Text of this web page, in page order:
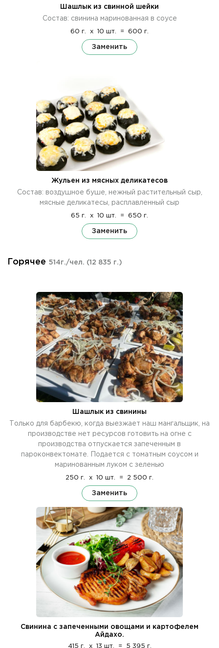
Шашлык из свинной шейки
Состав: свинина маринованная в соусе
60 г. x 10 шт. = 600 г.
Заменить
Жульен из мясных деликатесов
Состав: воздушное буше, нежный растительный сыр,
мясные деликатесы, расплавленный сыр
65 г. x 10 шт. = 650 г.
Заменить
Горячее 514г./чел. (12 835 г.)
Шашлык из свинины
Только для барбекю, когда выезжает наш мангальщик, на
производстве нет ресурсов готовить на огне с
производства отпускается запеченным в
пароконвектомате. Подается с томатным соусом и
маринованным луком с зеленью
250 г. x 10 шт. = 2 500 г.
Заменить
Свинина с запеченными овощами и картофелем
Айдахо.
415 г. x 13 шт. = 5 395 г.